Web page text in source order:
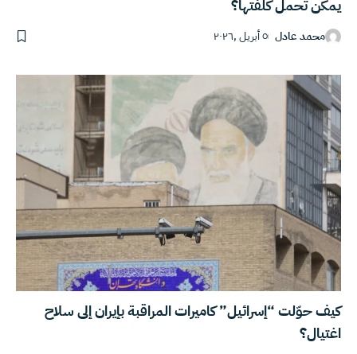
يمكن تحمل كلفتها؟
محمد عادل ٥ أبريل ,٢٠٢٦
كيف حوّلت “إسرائيل” كاميرات المراقبة بإيران إلى سلاح
اغتيال؟